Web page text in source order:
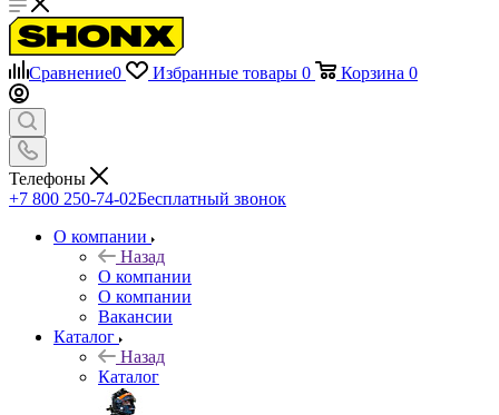
Сравнение0 Избранные товары 0 Корзина 0
Телефоны
+7 800 250-74-02Бесплатный звонок
О компании
Назад
О компании
О компании
Вакансии
Каталог
Назад
Каталог